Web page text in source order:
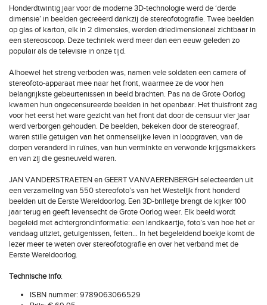
Honderdtwintig jaar voor de moderne 3D-technologie werd de ‘derde
dimensie’ in beelden gecreëerd dankzij de stereofotografie. Twee beelden
op glas of karton, elk in 2 dimensies, werden driedimensionaal zichtbaar in
een stereoscoop. Deze techniek werd meer dan een eeuw geleden zo
populair als de televisie in onze tijd.
Alhoewel het streng verboden was, namen vele soldaten een camera of
stereofoto-apparaat mee naar het front, waarmee ze de voor hen
belangrijkste gebeurtenissen in beeld brachten. Pas na de Grote Oorlog
kwamen hun ongecensureerde beelden in het openbaar. Het thuisfront zag
voor het eerst het ware gezicht van het front dat door de censuur vier jaar
werd verborgen gehouden. De beelden, bekeken door de stereograaf,
waren stille getuigen van het onmenselijke leven in loopgraven, van de
dorpen veranderd in ruïnes, van hun verminkte en verwonde krijgsmakkers
en van zij die gesneuveld waren.
JAN VANDERSTRAETEN en GEERT VANVAERENBERGH selecteerden uit
een verzameling van 550 stereofoto’s van het Westelijk front honderd
beelden uit de Eerste Wereldoorlog. Een 3D-brilletje brengt de kijker 100
jaar terug en geeft levensecht de Grote Oorlog weer. Elk beeld wordt
begeleid met achtergrondinformatie: een landkaartje, foto’s van hoe het er
vandaag uitziet, getuigenissen, feiten… In het begeleidend boekje komt de
lezer meer te weten over stereofotografie en over het verband met de
Eerste Wereldoorlog.
Technische info:
ISBN nummer: 9789063066529